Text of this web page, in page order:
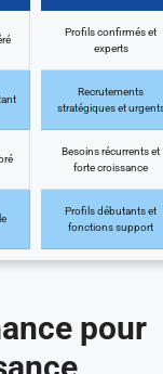
Profils confirmés et
experts
Recrutements
stratégiques et
Besoins récurrents et
forte croissance
Profils débutants et
fonctions support
pour